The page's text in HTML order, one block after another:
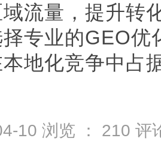
流量，提升转
专业的GEO
地化竞争中占
10 浏览 ： 210 评